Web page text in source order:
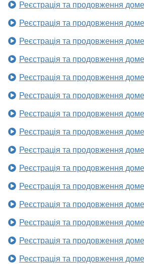
Реєстрація та продовження
Реєстрація та продовження
Реєстрація та продовження
Реєстрація та продовження
Реєстрація та продовження
Реєстрація та продовження
Реєстрація та продовження
Реєстрація та продовження
Реєстрація та продовження
Реєстрація та продовження
Реєстрація та продовження
Реєстрація та продовження
Реєстрація та продовження
Реєстрація та продовження
Реєстрація та продовження